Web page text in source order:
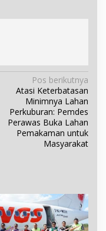
Pos berikutnya
Atasi Keterbatasan
Minimnya Lahan
Perkuburan: Pemdes
Perawas Buka Lahan
Pemakaman untuk
Masyarakat